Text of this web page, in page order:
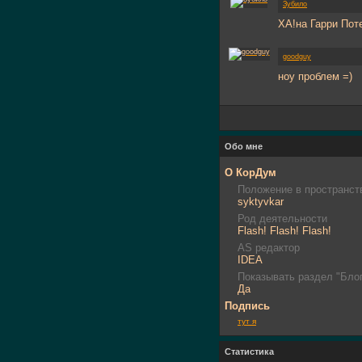
Зубило
ХА!на Гарри
goodguy
ноу проблем =)
Обо мне
О КорДум
Положение в
syktyvkar
Род деятельности
Flash! Flash! Flash!
AS редактор
IDEA
Показывать раздел
Да
Подпись
тут я
Статистика